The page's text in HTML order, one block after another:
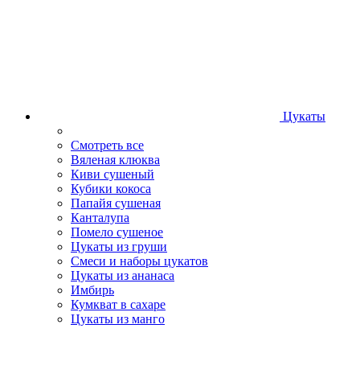
Цукаты
Смотреть все
Вяленая клюква
Киви сушеный
Кубики кокоса
Папайя сушеная
Канталупа
Помело сушеное
Цукаты из груши
Смеси и наборы цукатов
Цукаты из ананаса
Имбирь
Кумкват в сахаре
Цукаты из манго